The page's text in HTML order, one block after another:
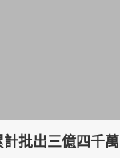
批出三億四千萬